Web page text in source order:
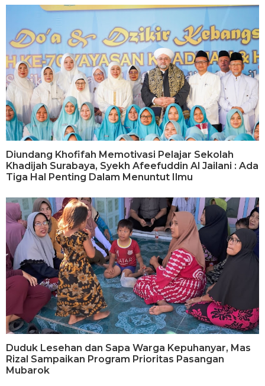
Diundang Khofifah Memotivasi Pelajar Sekolah
Khadijah Surabaya, Syekh Afeefuddin Al Jailani : Ada
Tiga Hal Penting Dalam Menuntut Ilmu
Duduk Lesehan dan Sapa Warga Kepuhanyar, Mas
Rizal Sampaikan Program Prioritas Pasangan
Mubarok